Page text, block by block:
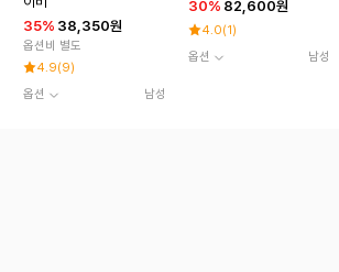
35% 38,350원
옵션비 별도
4.9(9)
옵션
남성
30% 82,600원
4.0(1 )
옵션
남성